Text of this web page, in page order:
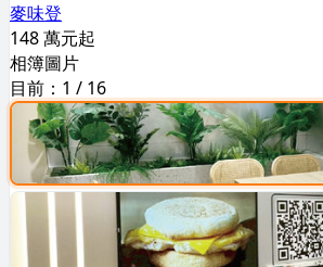
麥味登
148 萬元起
相簿圖片
目前： 1 / 16